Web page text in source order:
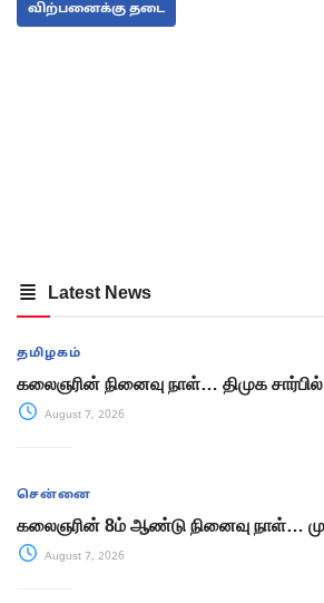
விற்பனைக்கு தடை
Latest News
தமிழகம்
கலைஞரின் நினைவு நாள்… திமுக
August 7, 2026
சென்னை
கலைஞரின் 8ம் ஆண்டு நினைவு நாள்…
August 7, 2026